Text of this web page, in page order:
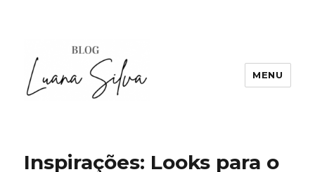
MENU
Inspirações: Looks para o